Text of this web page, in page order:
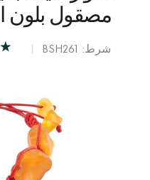
مصقول بلون
شرط: BSH261